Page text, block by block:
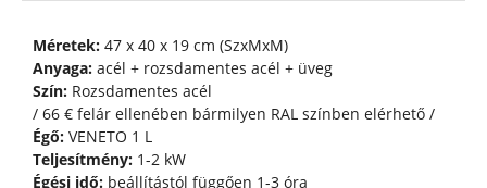
Méretek:47 x 40 x 19 cm (SzxMxM)
Anyaga:acél + rozsdamentes acél + üveg
Szín:Rozsdamentes acél
/ 66 € felár ellenében bármilyen RAL színben elérhető /
Égő:VENETO 1 L
Teljesítmény:1-2 kW
Égési idő:beállítástól függően 1-3 óra